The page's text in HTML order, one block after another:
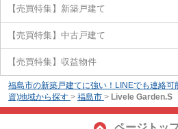
【売買特集】新築戸建て
【売買特集】中古戸建て
【売買特集】収益物件
福島市の新築戸建てに強い！LINEでも連絡可
資)地域から探す > 福島市 > Livele